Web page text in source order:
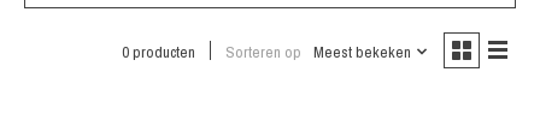
0 producten Sorteren op Meest bekeken